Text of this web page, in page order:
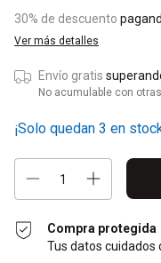
30% de descuento
Ver más detalles
Envío gratis
No acumulable con
¡Solo quedan 3 en
Compra protegida
Tus datos cuidados